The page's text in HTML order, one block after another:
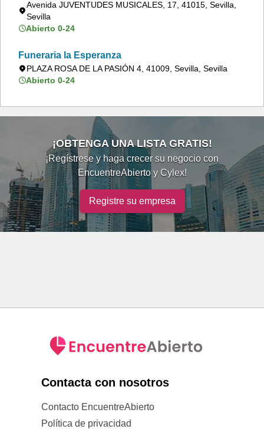
Avenida JUVENTUDES MUSICALES, 17, 41015, Sevilla,
Sevilla
Abierto 0-24
Funeraria la Esperanza
PLAZA ROSA DE LA PASIÓN 4, 41009, Sevilla, Sevilla
Abierto 0-24
¡OBTENGA UNA LISTA GRATIS!
¡Regístrese y haga crecer su negocio con
EncuentreAbierto y Cylex!
Registre su empresa
Contacta con nosotros
Contacto EncuentreAbierto
Política de privacidad